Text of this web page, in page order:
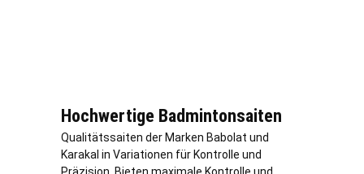
Hochwertige Badmintonsaiten
Qualitätssaiten der Marken Babolat und
Karakal in Variationen für Kontrolle und
Präzision. Bieten maximale Kontrolle und